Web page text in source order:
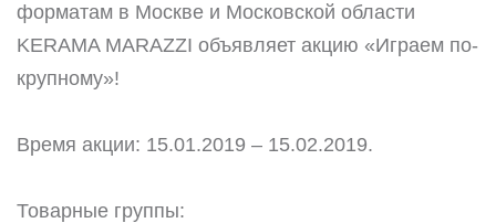
Адреса салонов
форматам в Москве и Московской области
KERAMA MARAZZI объявляет акцию «Играем по-
крупному»!
Время акции: 15.01.2019 – 15.02.2019.
Товарные группы: